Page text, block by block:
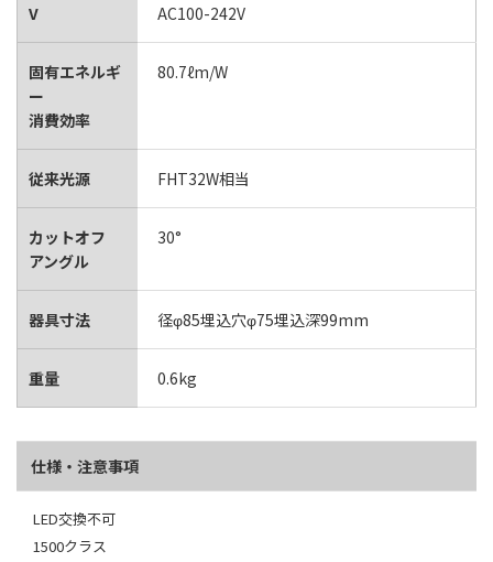
V AC100-242V
固有エネルギ
ー
消費効率
80.7ℓm/W
従来光源 FHT32W相当
カットオフ
アングル
30°
器具寸法 径φ85埋込穴φ75埋込深99mm
重量 0.6kg
仕様・注意事項
LED交換不可
1500クラス